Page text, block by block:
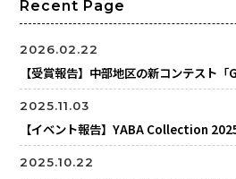
Recent Page
2026.02.22
【受賞報告】中部地区の新コンテスト
2025.11.03
【イベント報告】YABA Collection
2025.10.22